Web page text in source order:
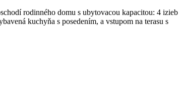
rodinného domu s ubytovacou kapacitou: 4 izieb
kuchyňa s posedením, a vstupom na terasu s